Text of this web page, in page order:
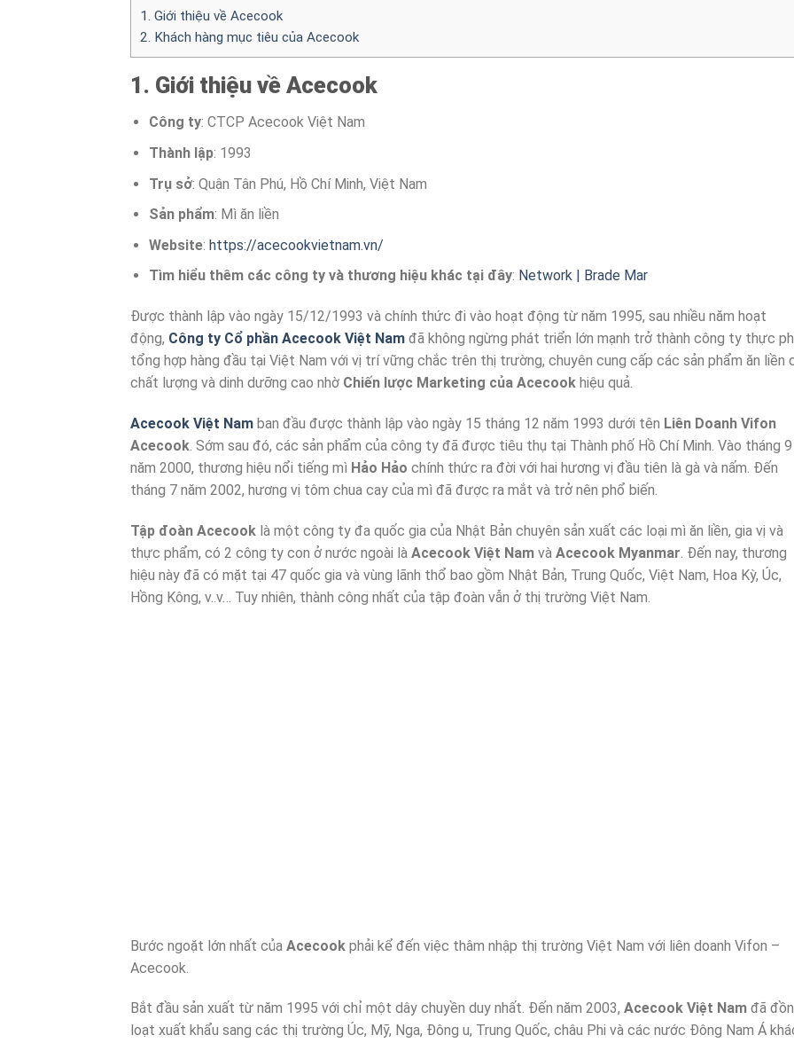
1. Giới thiệu về Acecook
2. Khách hàng mục tiêu của Acecook
1. Giới thiệu về Acecook
Công ty: CTCP Acecook Việt Nam
Thành lập: 1993
Trụ sở: Quận Tân Phú, Hồ Chí Minh, Việt Nam
Sản phẩm: Mì ăn liền
Website: https://acecookvietnam.vn/
Tìm hiểu thêm các công ty và thương hiệu khác tại đây: Network | Brade Mar
Được thành lập vào ngày 15/12/1993 và chính thức đi vào hoạt động từ năm 1995, sau nhiều năm hoạt
động, Công ty Cổ phần Acecook Việt Nam đã không ngừng phát triển lớn mạnh trở thành công ty thực
tổng hợp hàng đầu tại Việt Nam với vị trí vững chắc trên thị trường, chuyên cung cấp các sản phẩm ăn liền
chất lượng và dinh dưỡng cao nhờ Chiến lược Marketing của Acecook hiệu quả.
Acecook Việt Nam ban đầu được thành lập vào ngày 15 tháng 12 năm 1993 dưới tên Liên Doanh Vifon
Acecook. Sớm sau đó, các sản phẩm của công ty đã được tiêu thụ tại Thành phố Hồ Chí Minh. Vào tháng 9
năm 2000, thương hiệu nổi tiếng mì Hảo Hảo chính thức ra đời với hai hương vị đầu tiên là gà và nấm. Đến
tháng 7 năm 2002, hương vị tôm chua cay của mì đã được ra mắt và trở nên phổ biến.
Tập đoàn Acecook là một công ty đa quốc gia của Nhật Bản chuyên sản xuất các loại mì ăn liền, gia vị và
thực phẩm, có 2 công ty con ở nước ngoài là Acecook Việt Nam và Acecook Myanmar. Đến nay, thương
hiệu này đã có mặt tại 47 quốc gia và vùng lãnh thổ bao gồm Nhật Bản, Trung Quốc, Việt Nam, Hoa Kỳ, Úc,
Hồng Kông, v..v… Tuy nhiên, thành công nhất của tập đoàn vẫn ở thị trường Việt Nam.
Bước ngoặt lớn nhất của Acecook phải kể đến việc thâm nhập thị trường Việt Nam với liên doanh Vifon –
Acecook.
Bắt đầu sản xuất từ năm 1995 với chỉ một dây chuyền duy nhất. Đến năm 2003, Acecook Việt Nam đã
loạt xuất khẩu sang các thị trường Úc, Mỹ, Nga, Đông u, Trung Quốc, châu Phi và các nước Đông Nam Á